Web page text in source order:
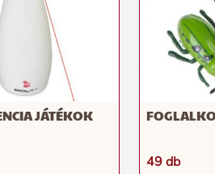
JÁTÉKOK
49 db